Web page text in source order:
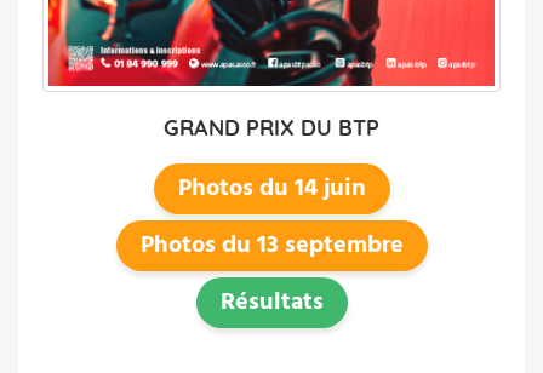
GRAND PRIX DU BTP
Photos du 14 juin
Photos du 13 septembre
Résultats